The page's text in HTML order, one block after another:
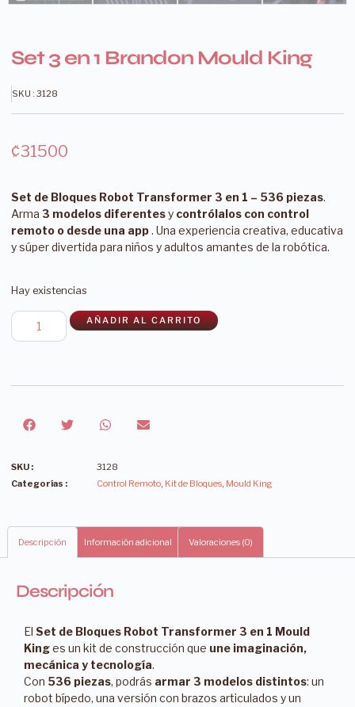
Set 3 en 1 Brandon Mould King
SKU : 3128
₡31500
Set de Bloques Robot Transformer 3 en 1 – 536 piezas.
Arma 3 modelos diferentesy contrólalos con control
remoto o desde una app. Una experiencia creativa, educativa
y súper divertida para niños y adultos amantes de la robótica.
Hay existencias
AÑADIR AL CARRITO
SKU :
3128
Categorías :
Control Remoto, Kit de Bloques, Mould King
Descripción Información adicional Valoraciones (0)
Descripción
El Set de Bloques Robot Transformer 3 en 1 Mould
Kinges un kit de construcción que une imaginación,
mecánica y tecnología.
Con 536 piezas, podrás armar 3 modelos distintos: un
robot bípedo, una versión con brazos articulados y un